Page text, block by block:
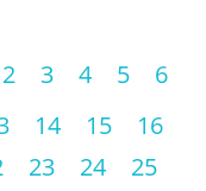
2 3 4 5
6
14 15
16
23 24
25